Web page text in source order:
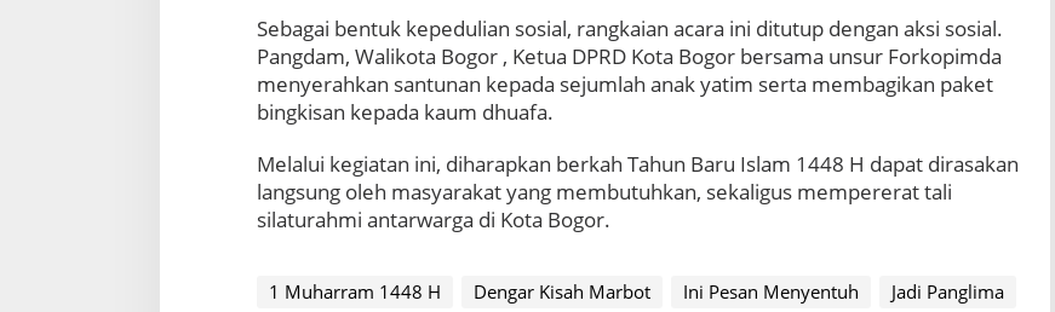
P
R
D
K
o
a
B
o
r
​Sebagai bentuk kepedulian sosial, rangkaian acara ini ditutup dengan aksi sosial.
Pangdam, Walikota Bogor , Ketua DPRD Kota Bogor bersama unsur Forkopimda
menyerahkan santunan kepada sejumlah anak yatim serta membagikan paket
bingkisan kepada kaum dhuafa.
​Melalui kegiatan ini, diharapkan berkah Tahun Baru Islam 1448 H dapat dirasakan
langsung oleh masyarakat yang membutuhkan, sekaligus mempererat tali
silaturahmi antarwarga di Kota Bogor.
1 Muharram 1448 H Dengar Kisah Marbot Ini Pesan Menyentuh
Jadi Panglima